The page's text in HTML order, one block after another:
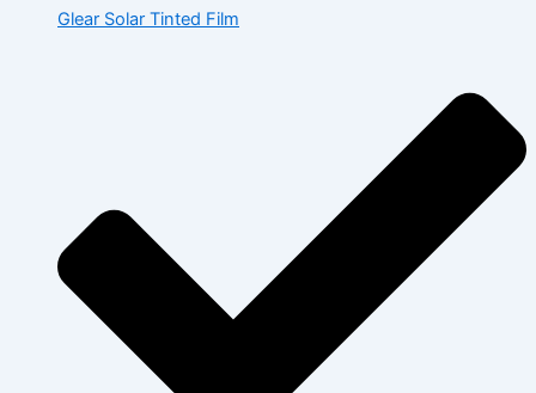
Glear Solar Tinted Film